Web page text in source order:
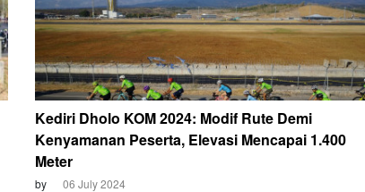
Kediri Dholo KOM 2024: Modif Rute Demi
Kenyamanan Peserta, Elevasi Mencapai 1.400
Meter
by 06 July 2024